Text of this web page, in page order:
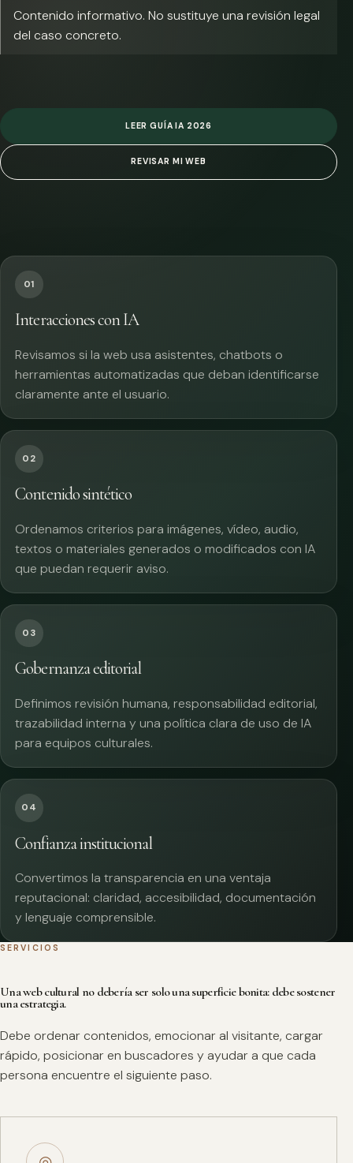
Contenido informativo. No sustituye una revisión legal
del caso concreto.
LEER GUÍA IA 2026
REVISAR MI WEB
01
Interacciones con IA
Revisamos si la web usa asistentes, chatbots o
herramientas automatizadas que deban identificarse
claramente ante el usuario.
02
Contenido sintético
Ordenamos criterios para imágenes, vídeo, audio,
textos o materiales generados o modificados con IA
que puedan requerir aviso.
03
Gobernanza editorial
Definimos revisión humana, responsabilidad editorial,
trazabilidad interna y una política clara de uso de IA
para equipos culturales.
04
Confianza institucional
Convertimos la transparencia en una ventaja
reputacional: claridad, accesibilidad, documentación
y lenguaje comprensible.
SERVICIOS
Una web cultural no debería ser solo una superficie bonita: debe sostener
una estrategia.
Debe ordenar contenidos, emocionar al visitante, cargar
rápido, posicionar en buscadores y ayudar a que cada
persona encuentre el siguiente paso.